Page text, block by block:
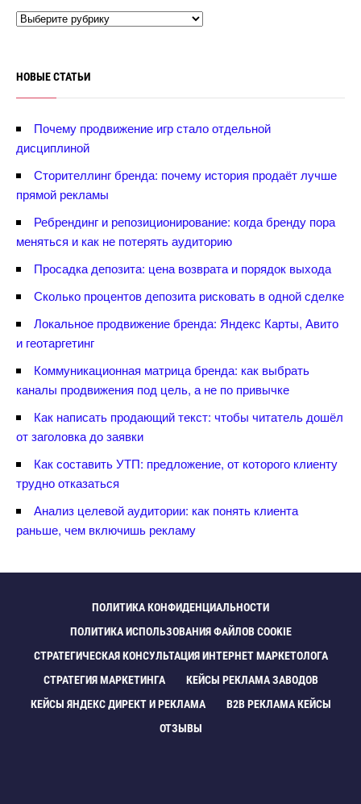
НОВЫЕ СТАТЬИ
Почему продвижение игр стало отдельной
дисциплиной
Сторителлинг бренда: почему история продаёт лучше
прямой рекламы
Ребрендинг и репозиционирование: когда бренду пора
меняться и как не потерять аудиторию
Просадка депозита: цена возврата и порядок выхода
Сколько процентов депозита рисковать в одной сделке
Локальное продвижение бренда: Яндекс Карты, Авито
и геотаргетин
Коммуникационная матрица бренда: как выбрать
каналы продвижения под цель, а не по привычке
Как написать продающий текст: чтобы читатель дошёл
от заголовка до заявки
Как составить УТП: предложение, от которого клиенту
трудно отказаться
Анализ целевой аудитории: как понять клиента
раньше, чем включишь рекламу
ПОЛИТИКА КОНФИДЕНЦИАЛЬНОСТИ
ПОЛИТИКА ИСПОЛЬЗОВАНИЯ ФАЙЛОВ COOKIE
СТРАТЕГИЧЕСКАЯ КОНСУЛЬТАЦИЯ ИНТЕРНЕТ МАРКЕТОЛОГА
СТРАТЕГИЯ МАРКЕТИНГА
КЕЙСЫ РЕКЛАМА ЗАВОДО
КЕЙСЫ ЯНДЕКС ДИРЕКТ И РЕКЛАМА
B2B РЕКЛАМА КЕЙСЫ
ОТЗЫВЫ